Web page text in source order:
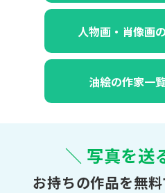
人物画・肖像画
油絵の作家一
＼ 写真を送
お持ちの作品を無